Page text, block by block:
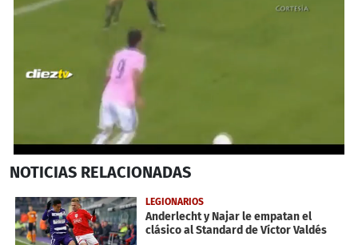
seconds
1
minute,
9
seconds
NOTICIAS RELACIONADAS
LEGIONARIOS
Anderlecht y Najar le empatan el
clásico al Standard de Víctor Valdés